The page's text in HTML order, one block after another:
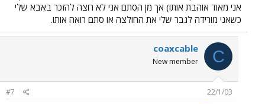
אני מאוד אוהבת אותו) אך מן הסתם אני לא רוצה להזכר באבא שלי
כשאני מורידה לגבר שלי את החולצה או סתם רואה אותו.
C
coaxcable
New member
22/1/03
#7